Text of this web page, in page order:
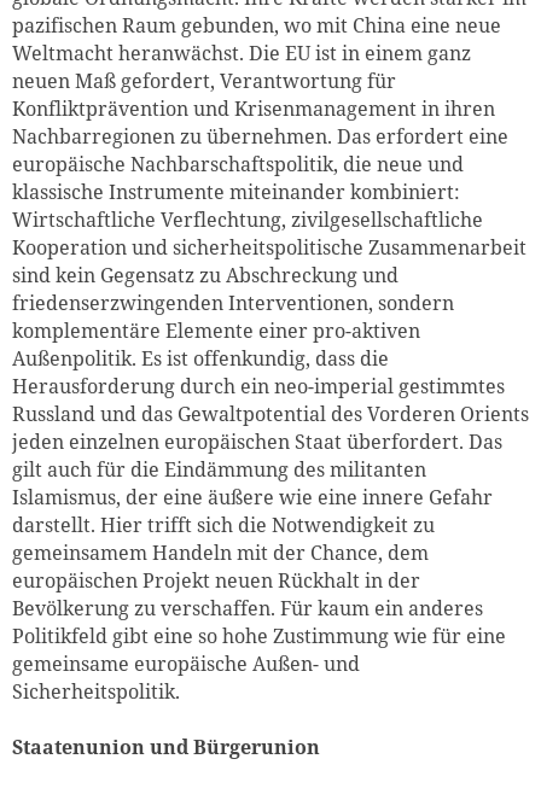
pazifischen Raum gebunden, wo mit China eine neue
Weltmacht heranwächst. Die EU ist in einem ganz
neuen Maß gefordert, Verantwortung für
Konfliktprävention und Krisenmanagement in ihren
Nachbarregionen zu übernehmen. Das erfordert eine
europäische Nachbarschaftspolitik, die neue und
klassische Instrumente miteinander kombiniert:
Wirtschaftliche Verflechtung, zivilgesellschaftliche
Kooperation und sicherheitspolitische Zusammenarbeit
sind kein Gegensatz zu Abschreckung und
friedenserzwingenden Interventionen, sondern
komplementäre Elemente einer pro-aktiven
Außenpolitik. Es ist offenkundig, dass die
Herausforderung durch ein neo-imperial gestimmtes
Russland und das Gewaltpotential des Vorderen Orients
jeden einzelnen europäischen Staat überfordert. Das
gilt auch für die Eindämmung des militanten
Islamismus, der eine äußere wie eine innere Gefahr
darstellt. Hier trifft sich die Notwendigkeit zu
gemeinsamem Handeln mit der Chance, dem
europäischen Projekt neuen Rückhalt in der
Bevölkerung zu verschaffen. Für kaum ein anderes
Politikfeld gibt eine so hohe Zustimmung wie für eine
gemeinsame europäische Außen- und
Sicherheitspolitik.
Staatenunion und Bürgerunion